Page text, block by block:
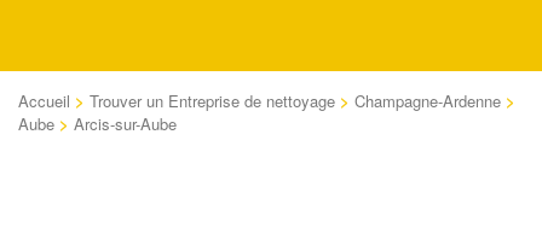
Accueil > Trouver un Entreprise de nettoyage > Champagne-Ardenne >
Aube > Arcis-sur-Aube